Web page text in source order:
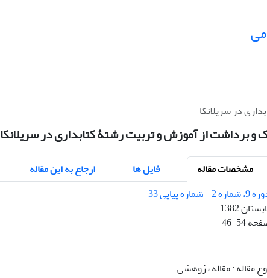
در سریلانکا
و برداشت از آموزش و تربیت رشتۀ کتابداری در سریلانکا
مشخصات مقاله فایل ها ارجاع به این مقاله
2 - شماره پیاپی 33
1382
46-54
مقاله : مقاله پژوهشی